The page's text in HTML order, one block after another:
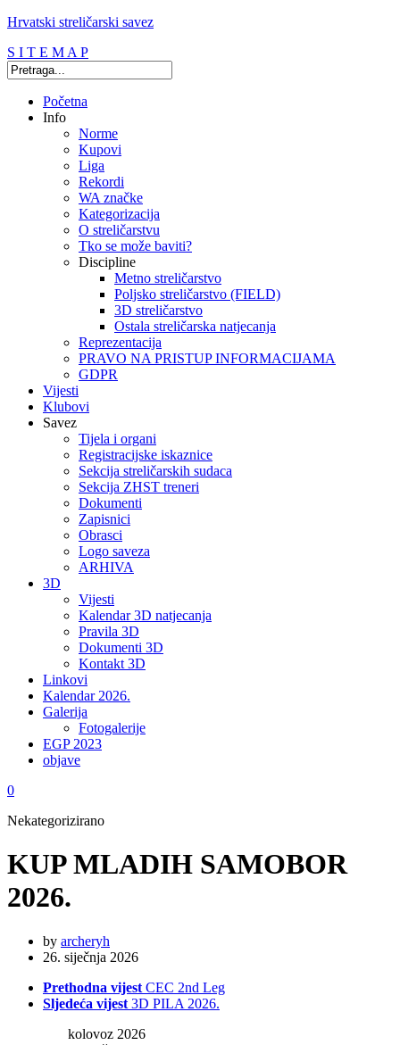
Hrvatski streličarski savez
S I T E M A P
Početna
Info
Norme
Kupovi
Liga
Rekordi
WA značke
Kategorizacija
O streličarstvu
Tko se može baviti?
Discipline
Metno streličarstvo
Poljsko streličarstvo (FIELD)
3D streličarstvo
Ostala streličarska natjecanja
Reprezentacija
PRAVO NA PRISTUP INFORMACIJAMA
GDPR
Vijesti
Klubovi
Savez
Tijela i organi
Registracijske iskaznice
Sekcija streličarskih sudaca
Sekcija ZHST treneri
Dokumenti
Zapisnici
Obrasci
Logo saveza
ARHIVA
3D
Vijesti
Kalendar 3D natjecanja
Pravila 3D
Dokumenti 3D
Kontakt 3D
Linkovi
Kalendar 2026.
Galerija
Fotogalerije
EGP 2023
objave
0
Nekategorizirano
KUP MLADIH SAMOBOR
2026.
by archeryh
26. siječnja 2026
Prethodna vijest CEC 2nd Leg
Sljedeća vijest 3D PILA 2026.
kolovoz 2026